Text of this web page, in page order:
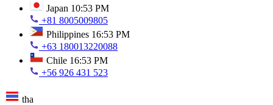
Japan 10:53 PM
+81 8005009805
Philippines 16:53 PM
+63 180013220088
Chile 16:53 PM
+56 926 431 523
tha